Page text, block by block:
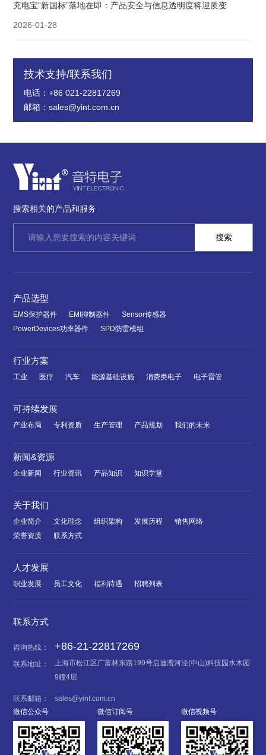
充电宝“新国标”落地在即：产品安全与信息透明度将迎质变
2026-01-28
技术支持/联系我们
电话：+86 021-22817269
邮箱：sales@yint.com.cn
搜索相关的产品和服务
产品选型
EMS保护器件 EMI抑制器件
Sensor传感器
PowerDevices功率器件
SPD防雷模组
行业方案
工业 医疗 汽车 能源基础设施 消费类电子 电子雷管
可持续发展
产业布局 专利资质 生产管理 产品规划 我们的未来
新闻&资源
企业新闻 行业资讯 产品知识 知识学堂
关于我们
企业简介 文化理念 组织架构 发展历程
销售网络
荣誉资质
联系方式
人才发展
职业发展 员工文化 福利待遇 招聘列表
联系方式
咨询热线： +86-21-22817269
联系地址：
上海市松江区广富林东路199号启迪漕河泾(中山)科技园水木园
9幢4层
联系邮箱：
sales@yint.com.cn
微信公众号
微信订阅号 微信视频号